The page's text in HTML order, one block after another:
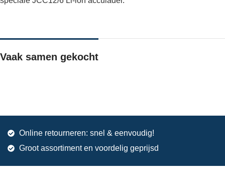
Vaak samen gekocht
Online retourneren: snel & eenvoudig!
Groot assortiment en voordelig geprijsd